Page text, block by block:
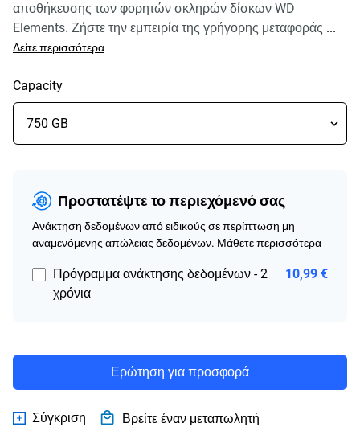
αποθήκευσης των φορητών σκληρών δίσκων WD
Elements. Ζήστε την εμπειρία της γρήγορης μεταφοράς ...
Δείτε περισσότερα
Capacity
Προστατέψτε το περιεχόμενό σας
Ανάκτηση δεδομένων από ειδικούς σε περίπτωση μη
αναμενόμενης απώλειας δεδομένων. Μάθετε περισσότερα
Πρόγραμμα ανάκτησης δεδομένων - 2
χρόνια
10,99 €
Ερώτηση για προσφορά
Σύγκριση Βρείτε έναν μεταπωλητή